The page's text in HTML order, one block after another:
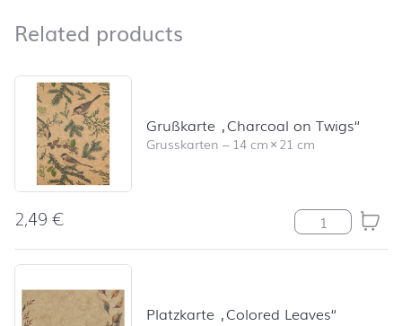
Related products
Skip product list and jump to product filter
Grußkarte „Charcoal on Twigs“
Grusskarten – 14 cm×21 cm
2,49€ Grußkarte
Platzkarte „Colored Leaves“